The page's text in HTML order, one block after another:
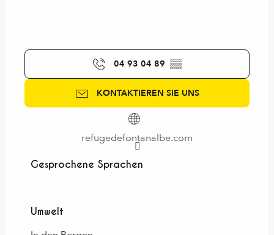
04 93 04 89 ▒▒
KONTAKTIEREN SIE UNS
refugedefontanalbe.com
Gesprochene Sprachen
Gesprochene Sprachen
Umwelt
Umwelt